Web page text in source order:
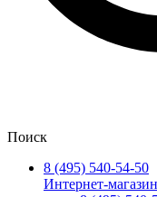
Поиск
8 (495) 540-54-50
Интернет-